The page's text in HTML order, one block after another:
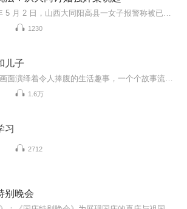
1230
儿子
1.6万
习
2712
别晚会